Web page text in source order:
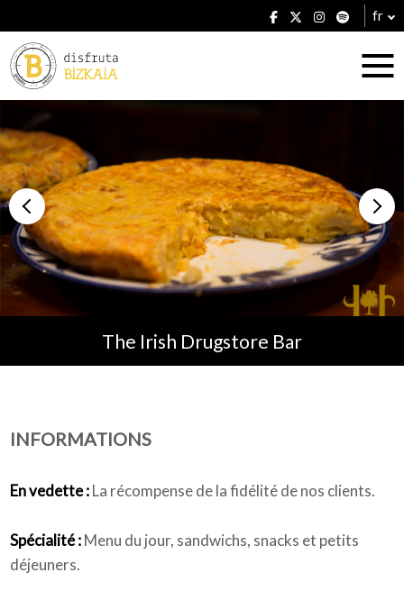
fr
Hébergement
Établissements
Plans
The Irish Drugstore Bar
INFORMATIONS
En vedette :La récompense de la fidélité de nos clients.
Spécialité :Menu du jour, sandwichs, snacks et petits
déjeuners.